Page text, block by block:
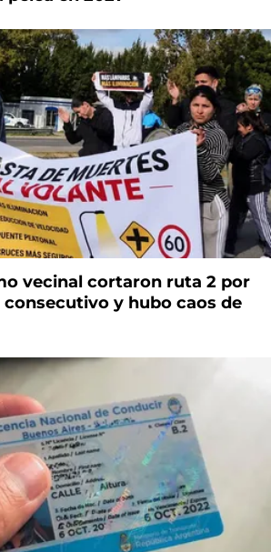
vecinal cortaron ruta 2 por
y hubo caos de